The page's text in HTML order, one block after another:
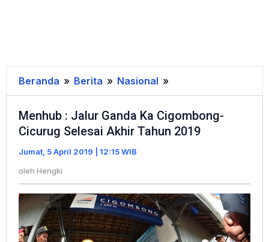
Beranda » Berita » Nasional »
:
Jalur
Ganda
Cicurug
Selesai
Akhir
Tahun
Menhub : Jalur Ganda Ka Cigombong-
Cicurug Selesai Akhir Tahun 2019
Jumat, 5 April 2019 | 12:15 WIB
oleh Hengki